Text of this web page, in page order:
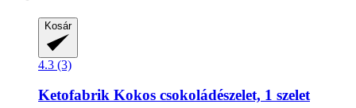
Kosár
4.3 (3)
Ketofabrik Kokos csokoládészelet, 1 szelet